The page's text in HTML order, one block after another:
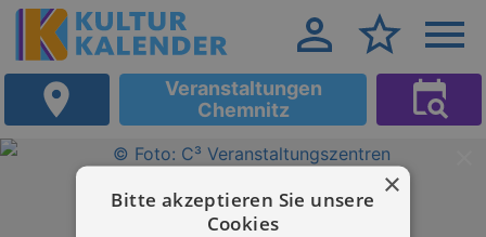
Veranstaltungen
Chemnitz
×
Bitte akzeptieren Sie unsere
Cookies